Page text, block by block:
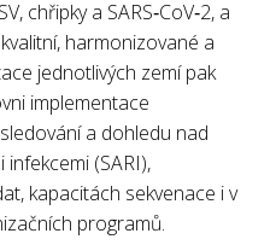
chřipky a SARS‑CoV‑2, a
harmonizované a
jednotlivých zemí pak
implementace
a dohledu nad
(SARI),
kapacitách sekvenace i v
programů.